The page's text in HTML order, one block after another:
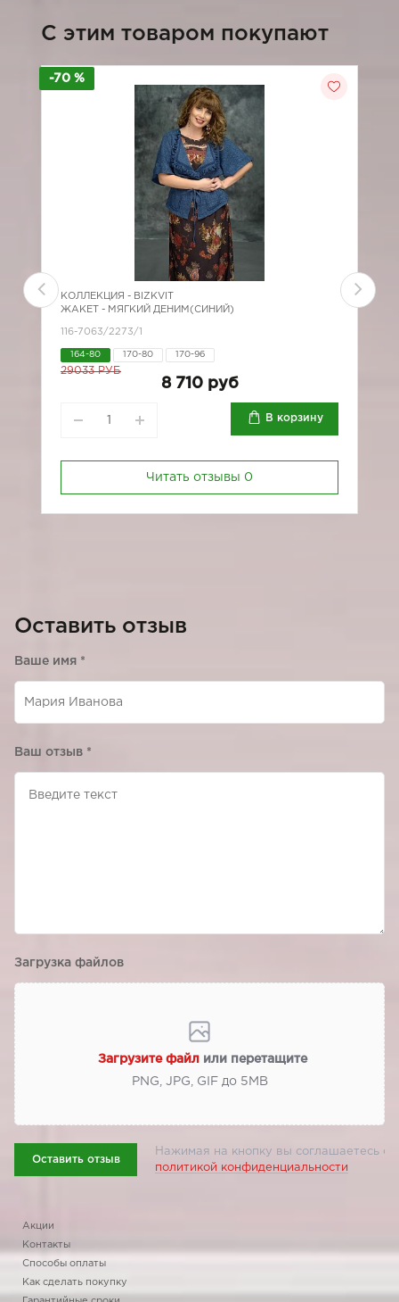
C этим товаром покупают
-70 %
КОЛЛЕКЦИЯ - BIZKVIT
ЖАКЕТ - МЯГКИЙ ДЕНИМ(СИНИЙ)
116-7063/2273/1
164-80 170-80 170-96
29033 РУБ
8 710 руб
В корзину
Читать отзывы 0
Оставить отзыв
Ваше имя *
Ваш отзыв *
Загрузка файлов
Загрузите файл или перетащите
PNG, JPG, GIF до 5МВ
Оставить отзыв
Нажимая на кнопку вы соглашаетесь с
политикой конфиденциальности
Акции
Контакты
Способы оплаты
Как сделать покупку